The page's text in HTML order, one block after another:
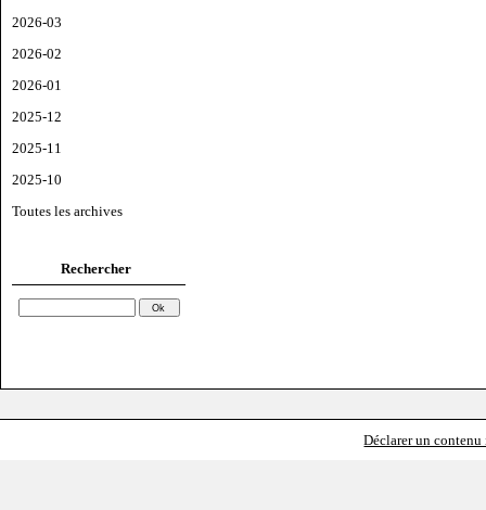
2026-03
2026-02
2026-01
2025-12
2025-11
2025-10
Toutes les archives
Rechercher
Déclarer un